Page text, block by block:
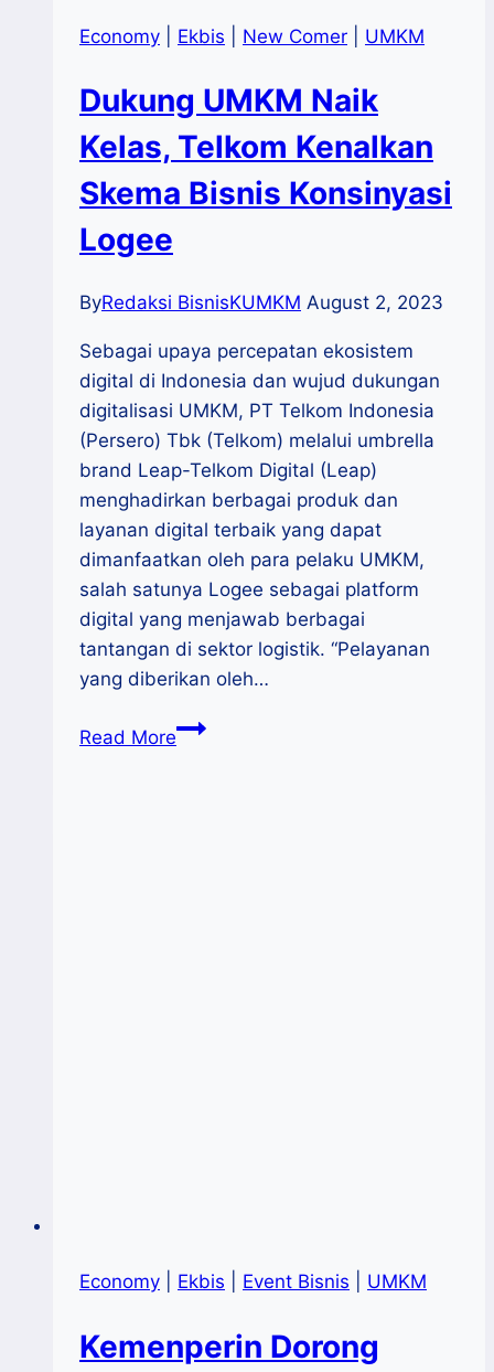
Economy Ekbis New Comer UMKM
Dukung UMKM Naik
Kelas, Telkom Kenalkan
Skema Bisnis Konsinyasi
Logee
ByRedaksi BisnisKUMKM August 2, 2023
Sebagai upaya percepatan ekosistem
digital di Indonesia dan wujud dukungan
digitalisasi UMKM, PT Telkom Indonesia
(Persero) Tbk (Telkom) melalui umbrella
brand Leap-Telkom Digital (Leap)
menghadirkan berbagai produk dan
layanan digital terbaik yang dapat
dimanfaatkan oleh para pelaku UMKM,
salah satunya Logee sebagai platform
digital yang menjawab berbagai
tantangan di sektor logistik. “Pelayanan
yang diberikan oleh…
Read MoreDukung
Economy Ekbis Event Bisnis UMKM
Kemenperin Dorong